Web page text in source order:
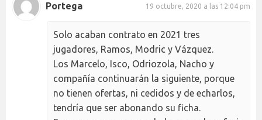
Portega 19 octubre, 2020 a las 12:04 pm
Solo acaban contrato en 2021 tres
jugadores, Ramos, Modric y Vázquez.
Los Marcelo, Isco, Odriozola, Nacho y
compañía continuarán la siguiente, porque
no tienen ofertas, ni cedidos y de echarlos,
tendría que ser abonando su ficha.